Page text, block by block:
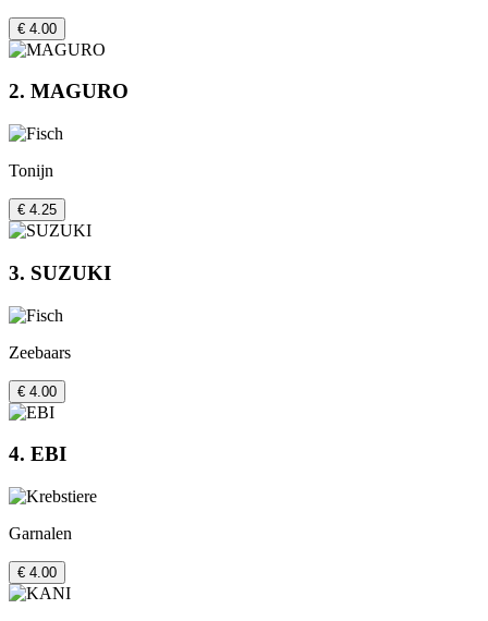
€ 4.00
2. MAGURO
Tonijn
€ 4.25
3. SUZUKI
Zeebaars
€ 4.00
4. EBI
Garnalen
€ 4.00